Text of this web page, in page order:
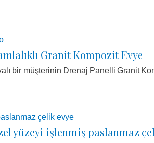
Granit Kompozit Evye
bir müşterinin Drenaj Panelli Granit
yüzeyi işlenmiş paslanmaz